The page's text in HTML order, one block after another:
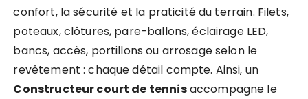
confort, la sécurité et la praticité du terrain. Filets,
poteaux, clôtures, pare-ballons, éclairage LED,
bancs, accès, portillons ou arrosage selon le
revêtement : chaque détail compte. Ainsi, un
Constructeur court de tennisaccompagne le